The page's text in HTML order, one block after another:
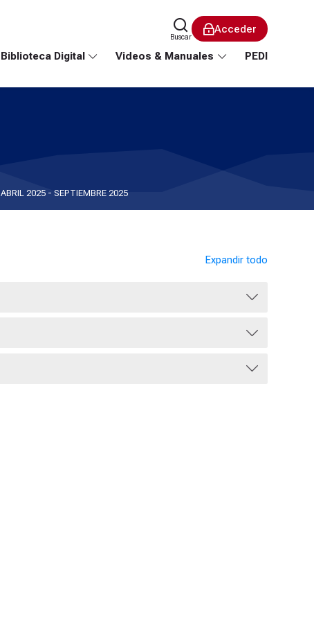
Biblioteca Digital Videos & Manuales PEDI
Buscar
Acceder
ABRIL 2025 - SEPTIEMBRE 2025
Expandir todo